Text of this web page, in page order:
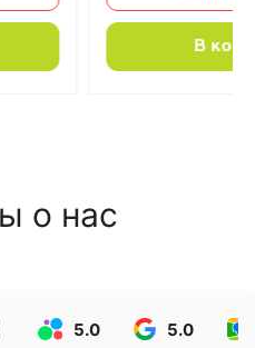
В
о нас
5.0 5.0